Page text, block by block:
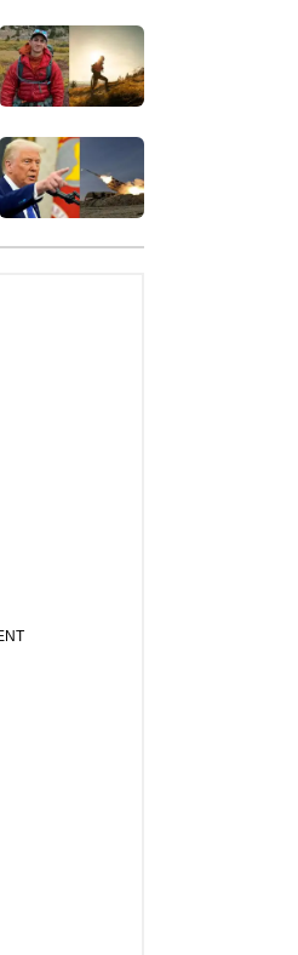
TRAVEL
के साथ बनाएं धार्मिक यात्रा का प्लान, 3
धाम और 11 ज्योतिर्लिंग दर्शन का पैकेज